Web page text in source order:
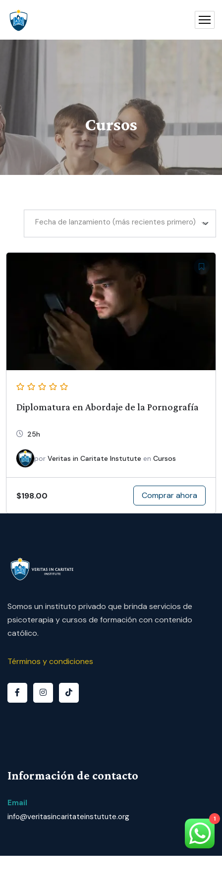
Cursos
Fecha de lanzamiento (más recientes primero)
Diplomatura en Abordaje de la Pornografía
25h
por Veritas in Caritate Instutute en Cursos
$198.00 Comprar ahora
Somos un instituto privado que brinda servicios de
psicoterapia y cursos de formación con contenido
católico.
Términos y condiciones
Información de contacto
Email
info@veritasincaritateinstutute.org
1